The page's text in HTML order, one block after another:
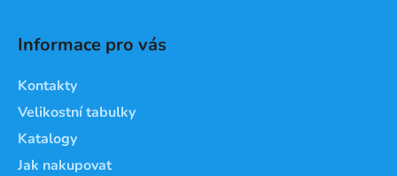
Informace pro vás
Kontakty
Velikostní tabulky
Katalogy
Jak nakupovat